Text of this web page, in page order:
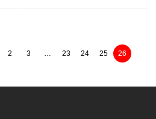
2 3 23 24 25 26